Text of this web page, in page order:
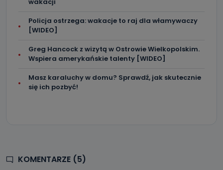
Policja ostrzega: wakacje to raj dla włamywaczy
[WIDEO]
Greg Hancock z wizytą w Ostrowie Wielkopolskim.
Wspiera amerykańskie talenty [WIDEO]
Masz karaluchy w domu? Sprawdź, jak skutecznie
się ich pozbyć!
KOMENTARZE (5)